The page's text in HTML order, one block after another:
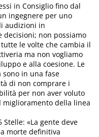
in Consiglio fino dal
ingegnere per uno
audizioni in
decisioni; non possiamo
le volte che cambia il
ma non vogliamo
e alla coesione. Le
in una fase
di non comprare i
per non aver voluto
miglioramento della linea
«La gente deve
morte definitiva